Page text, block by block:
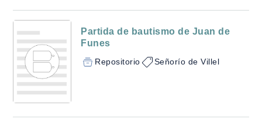
Partida de bautismo de Juan de
Funes
Repositorio Señorío de Villel